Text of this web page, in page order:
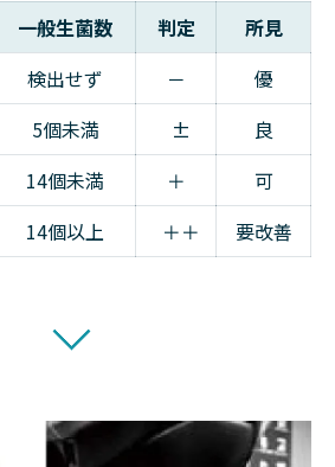
一般生菌数 判定
所見
検出せず －
優
5個未満 ±
良
14個未満 ＋
可
14個以上 ＋＋ 要改善